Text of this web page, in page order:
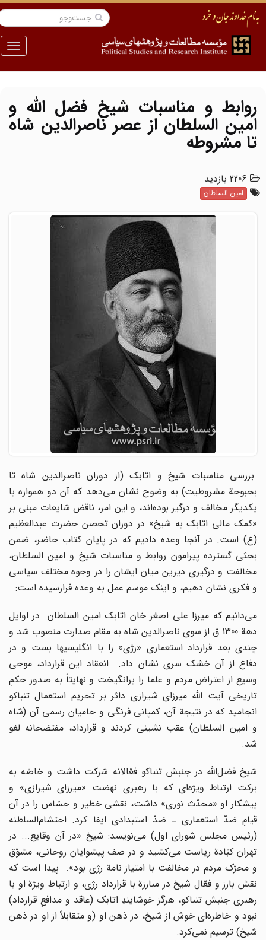
منو
روابط و مناسبات شیخ فضل‏ اللّه‏ و
امین السلطان از عصر ناصرالدین شاه
تا مشروطه
2206 بازدید
امین السلطان
بررسى مناسبات شیخ و اتابک (از دوران ناصرالدین شاه تا
بحبوحة مشروطیت) به وضوح نشان مى‌دهد که آن دو همواره با
یکدیگر مخالف و درگیر بوده‌اند، و این امر، ناقض شایعات مبنى بر
«کمک مالى اتابک به شیخ» در دوران تحصن حضرت عبدالعظیم
(ع) است. در آنجا وعده دادیم که در پایان کتاب حاضر، ضمن
بحثى گسترده پیرامون روابط و مناسبات شیخ و امین السلطان،
مخالفت و درگیرى دیرین میان ایشان را در وجوه مختلف سیاسى
و فکرى نشان دهیم، و اینک موسم عمل به وعده فرارسیده است:
مى‌دانیم که میرزا على اصغر خان اتابک امین السلطان در اوایل
دهة 1300 ق از سوى ناصرالدین شاه به مقام صدارت منصوب شد و
چندى بعد قرارداد استعمارى «رژى» را با انگلیسیها بست و در
دفاع از آن خشک سرى نشان داد. انعقاد این قرارداد، موجى
وسیع از اعتراض مردم و علما را برانگیخت و نهایتاً به صدور حکمِ
تاریخى آیت اللّه‌ میرزاى شیرازى دائر بر تحریم استعمال تنباکو
انجامید که در نتیجة آن، کمپانى فرنگى و حامیان رسمى آن (شاه
و امین السلطان) عقب نشینى کردند و قرارداد، مفتضحانه لغو
شد.
شیخ فضل‌اللّه‌ در جنبش تنباکو فعّالانه شرکت داشت و خاصّه به
برکت ارتباط ویژه‌اى که با رهبرى نهضت «میرزاى شیرازى» و
پیشکار او «محدّث نورى» داشت، نقشى خطیر و حسّاس را در آن
قیامِ ضدّ استعمارى ـ ضدّ استبدادى ایفا کرد. احتشام‌السلطنه
(رئیس مجلس شوراى اول) مى‌نویسد: شیخ «در آن وقایع... در
تهران کبّادة ریاست مى‌کشید و در صف پیشوایان روحانى، مشوّق
و محرّک مردم در مخالفت با امتیاز نامة رژى بود». پیدا است که
نقش بارز و فعّال شیخ در مبارزة با قرارداد رژى، و ارتباط ویژة او با
رهبرى جنبش تنباکو، هرگز خوشایندِ اتابک (عاقد و مدافعِ قرارداد)
نبود و خاطره‌اى خوش از شیخ، در ذهن او (و متقابلاً از او در ذهن
شیخ) ترسیم نمى‌کرد.